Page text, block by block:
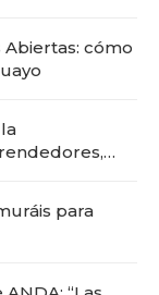
Abiertas: cómo
para